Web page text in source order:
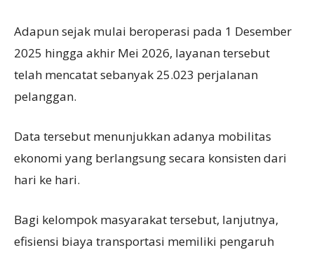
Adapun sejak mulai beroperasi pada 1 Desember
2025 hingga akhir Mei 2026, layanan tersebut
telah mencatat sebanyak 25.023 perjalanan
pelanggan.
Data tersebut menunjukkan adanya mobilitas
ekonomi yang berlangsung secara konsisten dari
hari ke hari.
Bagi kelompok masyarakat tersebut, lanjutnya,
efisiensi biaya transportasi memiliki pengaruh